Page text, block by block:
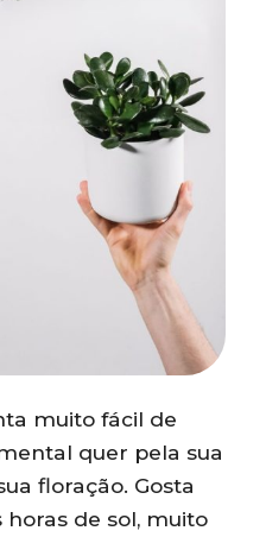
muito fácil de
quer pela sua
floração. Gosta
de sol, muito